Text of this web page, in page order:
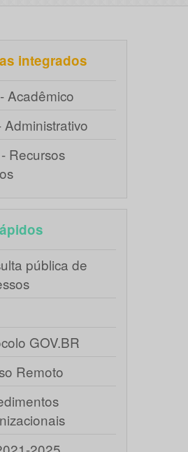
integrados
Acadêmico
Administrativo
Recursos
pública de
GOV.BR
Remoto